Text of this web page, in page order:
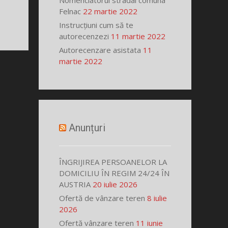
Felnac 22 martie 2022
Instrucțiuni cum să te
autorecenzezi 11 martie 2022
Autorecenzare asistata 11
martie 2022
Anunțuri
ÎNGRIJIREA PERSOANELOR LA
DOMICILIU ÎN REGIM 24/24 ÎN
AUSTRIA 20 iulie 2026
Ofertă de vânzare teren 8 iulie
2026
Ofertă vânzare teren 11 iunie